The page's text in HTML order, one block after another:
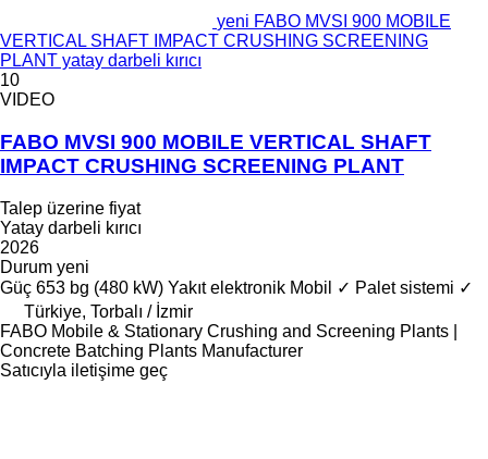
yeni FABO MVSI 900 MOBILE
VERTICAL SHAFT IMPACT CRUSHING SCREENING
PLANT yatay darbeli kırıcı
10
VIDEO
FABO MVSI 900 MOBILE VERTICAL SHAFT
IMPACT CRUSHING SCREENING PLANT
Talep üzerine fiyat
Yatay darbeli kırıcı
2026
Durum yeni
Güç 653 bg (480 kW) Yakıt elektronik Mobil ✓ Palet sistemi ✓
Türkiye, Torbalı / İzmir
FABO Mobile & Stationary Crushing and Screening Plants |
Concrete Batching Plants Manufacturer
Satıcıyla iletişime geç